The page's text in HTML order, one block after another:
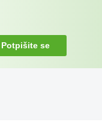
Potpišite se